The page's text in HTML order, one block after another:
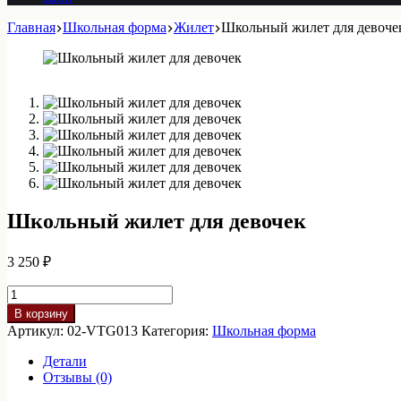
Главная Школьная форма Жилет Школьный жилет для
Школьный жилет для девочек
3 250 ₽
Количество
товара
Школьный
жилет
девочек
В корзину
Артикул: 02-VTG013 Категория: Школьная форма
Детали
Отзывы (0)